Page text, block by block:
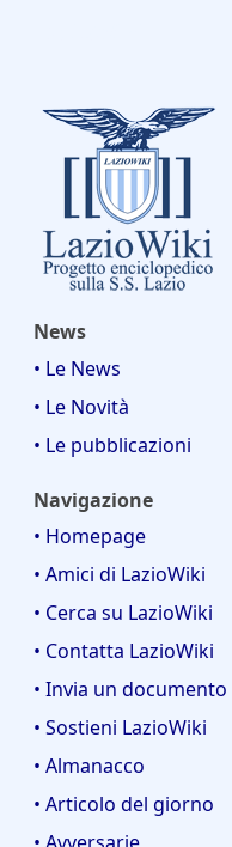
News
• Le News
• Le Novità
• Le pubblicazioni
Navigazione
• Homepage
• Amici di LazioWiki
• Cerca su LazioWiki
• Contatta LazioWiki
• Invia un documento
• Sostieni LazioWiki
• Almanacco
• Articolo del giorno